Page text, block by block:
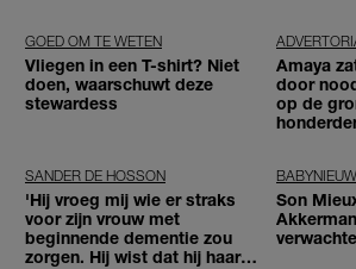
GOED OM TE WETEN
Vliegen in een T-shirt? Niet
doen, waarschuwt deze
stewardess
Amaya
door
op de
SANDER DE HOSSON
'Hij vroeg mij wie er straks
voor zijn vrouw met
beginnende dementie zou
zorgen. Hij wist dat hij haar
Son